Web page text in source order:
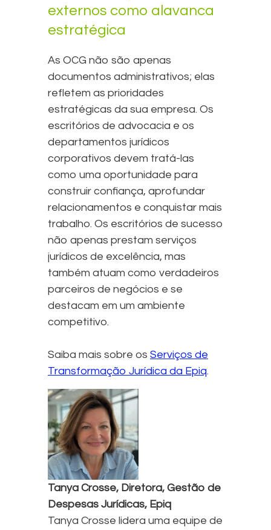
externos como alavanca
estratégica
As OCG não são apenas
documentos administrativos; elas
refletem as prioridades
estratégicas da sua empresa. Os
escritórios de advocacia e os
departamentos jurídicos
corporativos devem tratá-las
como uma oportunidade para
construir confiança, aprofundar
relacionamentos e conquistar mais
trabalho. Os escritórios de sucesso
não apenas prestam serviços
jurídicos de excelência, mas
também atuam como verdadeiros
parceiros de negócios e se
destacam em um ambiente
competitivo.
Saiba mais sobre os Serviços de
Transformação Jurídica da Epiq.
Tanya Crosse, Diretora, Gestão de
Despesas Jurídicas, Epiq
Tanya Crosse lidera uma equipe de